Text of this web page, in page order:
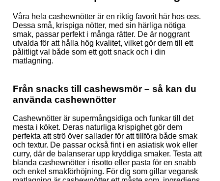
Våra hela cashewnötter är en riktig favorit här hos oss.
Dessa små, krispiga nötter, med sin härliga nötiga
smak, passar perfekt i många rätter. De är noggrant
utvalda för att hålla hög kvalitet, vilket gör dem till ett
pålitligt val både som ett gott snack och i din
matlagning.
Från snacks till cashewsmör – så kan du
använda cashewnötter
Cashewnötter är supermångsidiga och funkar till det
mesta i köket. Deras naturliga krispighet gör dem
perfekta att strö över sallader för att tillföra både smak
och textur. De passar också fint i en asiatisk wok eller
curry, där de balanserar upp kryddiga smaker. Testa att
blanda cashewnötter i risotto eller pasta för en snabb
och enkel smakförhöjning. För dig som gillar vegansk